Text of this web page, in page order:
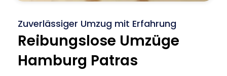
Zuverlässiger Umzug mit Erfahrung
Reibungslose Umzüge
Hamburg Patras